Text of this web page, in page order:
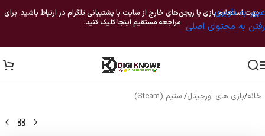
عبور به ناوبری
رفتن به محتوای اصلی
جهت استعلام بازی یا ریجن‌های خارج از سایت با پشتیبانی تلگرام در ارتباط باشید. برای
مراجعه مستقیم اینجا کلیک کنید.
خانه/بازی های اورجینال/استیم (Steam)